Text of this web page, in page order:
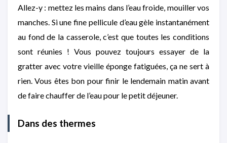
Allez-y : mettez les mains dans l’eau froide, mouiller vos
manches. Si une fine pellicule d’eau gèle instantanément
au fond de la casserole, c’est que toutes les conditions
sont réunies ! Vous pouvez toujours essayer de la
gratter avec votre vieille éponge fatiguées, ça ne sert à
rien. Vous êtes bon pour finir le lendemain matin avant
de faire chauffer de l’eau pour le petit déjeuner.
Dans des thermes